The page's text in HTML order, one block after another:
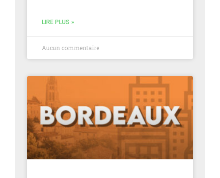
LIRE PLUS »
Aucun commentaire